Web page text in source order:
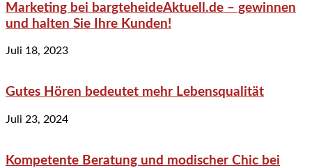
Marketing bei bargteheideAktuell.de – gewinnen
und halten Sie Ihre Kunden!
Juli 18, 2023
Gutes Hören bedeutet mehr Lebensqualität
Juli 23, 2024
Kompetente Beratung und modischer Chic bei